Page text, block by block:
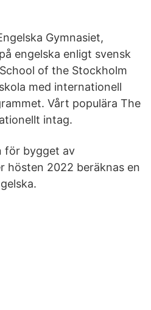
Gymnasiet,
engelska enligt svensk
of the Stockholm
med internationell
Vårt populära The
intag.
för bygget av
hösten 2022 beräknas en